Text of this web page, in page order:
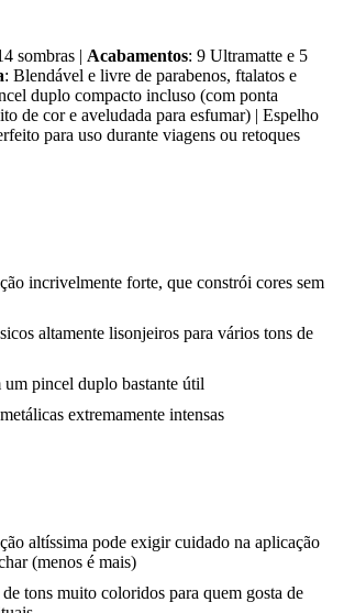
sombras | Acabamentos: 9 Ultramatte e 5
: Blendável e livre de parabenos, ftalatos e
duplo compacto incluso (com ponta
de cor e aveludada para esfumar) | Espelho
para uso durante viagens ou retoques
incrivelmente forte, que constrói cores sem
altamente lisonjeiros para vários tons de
um pincel duplo bastante útil
extremamente intensas
altíssima pode exigir cuidado na aplicação
(menos é mais)
tons muito coloridos para quem gosta de